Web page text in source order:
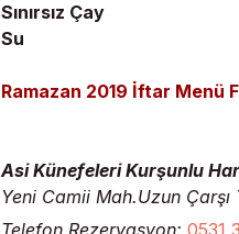
Sınırsız Çay
Su
Ramazan 2019 İftar Menü
Asi Künefeleri Kurşunlu
Yeni Camii Mah.Uzun
Telefon Rezervasyon: 0531